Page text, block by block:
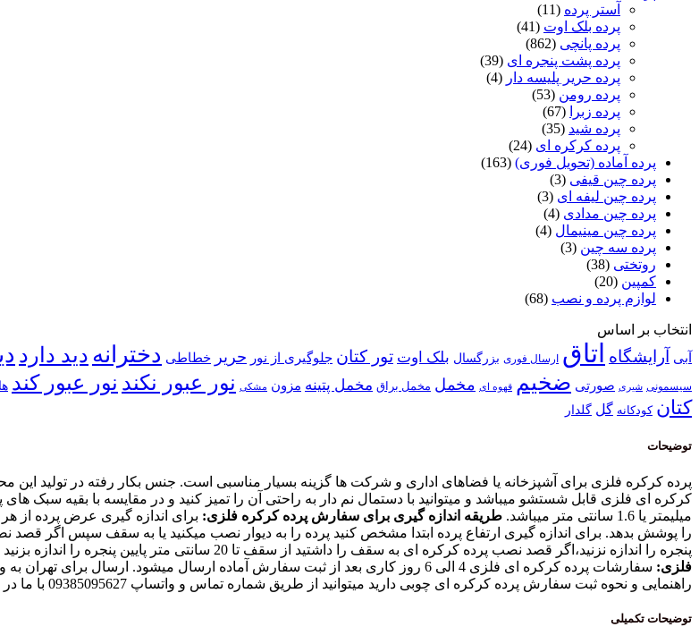
آستر پرده (11)
پرده بلک اوت (41)
پرده پانچی (862)
پرده پشت پنجره ای (39)
پرده حریر پلیسه دار (4)
پرده رومن (53)
پرده زبرا
(67)
پرده شید (35)
پرده کرکره ای (24)
پرده آماده (تحویل فوری) (163)
پرده چین قیفی (3)
پرده چین لیفه ای (3)
پرده چین مدادی (4)
پرده چین مینیمال (4)
پرده سه چین (3)
روتختی (38)
کمپین (20)
لوازم پرده و نصب (68)
انتخاب بر اساس
آبی آرایشگاه اتاق ارسال فوری بزرگسال بلک اوت تور کتان جلوگیری از نور حریر خطاطی دخترانه دید دارد
سیسمونی شیری صورتی ضخیم قهوه ای مخمل مخمل براق مخمل پتینه مزون مشکی نور عبور نکند نور عبور کند
کتان کودکانه گل گلدار
توضیحات
پرده کرکره فلزی برای آشپزخانه یا فضاهای اداری و شرکت ها گزینه بسیار مناسبی است. جنس بکار رفته در تولید
میلیمتر یا 1.6 سانتی متر میباشد.
طریقه اندازه گیری برای سفارش پرده کرکره فلزی:
پنجره را اندازه نزنید،اگر قصد نصب پرده کرکره ای به سقف را داشتید از سقف تا 20 سانتی متر پایین پنجره را اندازه بزنید و در قسمت ارتفاع آن را وارد کنید.
فلزی:
سفارشات پرده کرکره ای فلزی 4 الی 6 روز کاری بعد از ثبت سفارش آماده ارسال میشود.
راهنمایی و نحوه ثبت سفارش پرده کرکره ای چوبی دارید میتوانید از طریق شماره تماس و واتساپ 09385095627 با ما در ارتباط باشید.
توضیحات تکمیلی